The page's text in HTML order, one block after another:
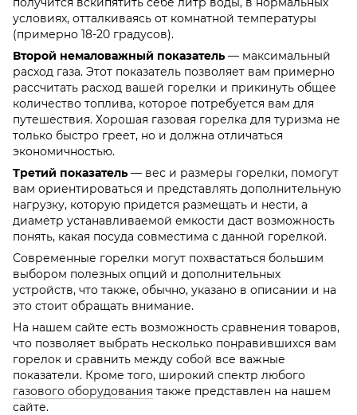
условиях, отталкиваясь от комнатной температуры
(примерно 18-20 градусов).
Второй немаловажный показатель — максимальный
расход газа. Этот показатель позволяет вам примерно
рассчитать расход вашей горелки и прикинуть общее
количество топлива, которое потребуется вам для
путешествия. Хорошая газовая горелка для туризма не
только быстро греет, но и должна отличаться
экономичностью.
Третий показатель — вес и размеры горелки, помогут
вам ориентироваться и представлять дополнительную
нагрузку, которую придется размещать и нести, а
диаметр устанавливаемой емкости даст возможность
понять, какая посуда совместима с данной горелкой.
Современные горелки могут похвастаться большим
выбором полезных опций и дополнительных
устройств, что также, обычно, указано в описании и на
это стоит обращать внимание.
На нашем сайте есть возможность сравнения товаров,
что позволяет выбрать несколько понравившихся вам
горелок и сравнить между собой все важные
показатели. Кроме того, широкий спектр любого
газового оборудования также представлен на нашем
сайте.